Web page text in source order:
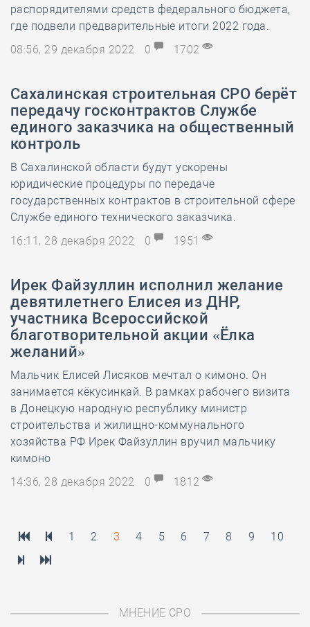
распорядителями средств федерального бюджета,
где подвели предварительные итоги 2022 года.
08:56, 29 декабря 2022
0 1702
Сахалинская строительная СРО берёт
передачу госконтрактов Службе
единого заказчика на общественный
контроль
В Сахалинской области будут ускорены
юридические процедуры по передаче
государственных контрактов в строительной сфере
Службе единого технического заказчика.
16:11, 28 декабря 2022
0 1951
Ирек Файзуллин исполнил желание
девятилетнего Елисея из ДНР,
участника Всероссийской
благотворительной акции «Ёлка
желаний»
Мальчик Елисей Лисяков мечтал о кимоно. Он
занимается кёкусинкай. В рамках рабочего визита
в Донецкую народную республику министр
строительства и жилищно-коммунального
хозяйства РФ Ирек Файзуллин вручил мальчику
кимоно
14:36, 28 декабря 2022
0 1812
1 2 3 4 5 6 7 8 9 10
МНЕНИЕ СРО